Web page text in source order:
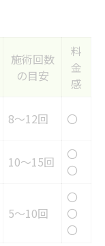
施術回数
の目安
料
金
感
8～12回 〇
10～15回
〇
〇
5～10回
〇
〇
〇